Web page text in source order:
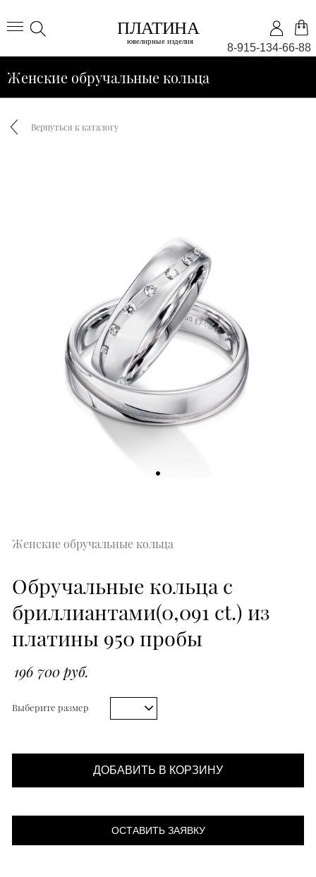
8-915-134-66-88
Женские обручальные кольца
Вернуться к каталогу
Женские обручальные кольца
Обручальные кольца с
бриллиантами(0,091 ct.) из
платины 950 пробы
196 700 руб.
Выберите размер
ДОБАВИТЬ В КОРЗИНУ
ОСТАВИТЬ ЗАЯВКУ